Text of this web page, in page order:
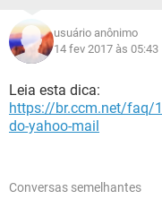
usuário anônimo
14 fev 2017 às 05:43
Leia esta dica:
https://br.ccm.net/faq/
do-yahoo-mail
Conversas semelhantes